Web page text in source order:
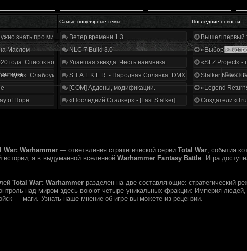
Самые популярные темы Последние новости
знать про мир, геймплей и сюжет | Разбор трейлера
Маслом
года. Список нововведений
муки». Слабоумие и отвага
of Hope
Ветер времени 1.3
NLC 7 Build 3.0
Упавшая звезда. Честь наёмника
S.T.A.L.K.E.R. - Народная Солянка+DMX 1.3.5.ООП.МА.К.
[COM] Аддоны, модификации.
«Последний Сталкер» - [Last Stalker]
Вышел первый
«Выбор» -
«SFZ Project» -
Stalker News.
«Legend
Создатели
War: Warhammer — ответвления стратегической серии Total War, события
истории, а в выдуманной вселенной Warhammer Fantasy Battle. Игра
Total War: Warhammer разделен на две составляющие: стратегический
над миром здесь воюют четыре уникальных фракции: Империя
— маги. Узнать наше мнение об игре вы можете из рецензии.